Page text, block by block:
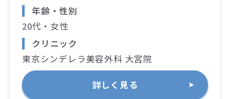
年齢・性別
20代・女性
クリニック
東京シンデレラ美容外科 大宮院
詳しく見る